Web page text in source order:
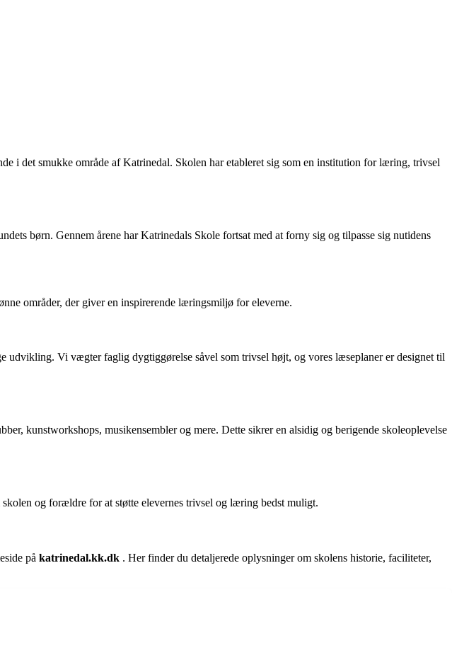
i det smukke område af Katrinedal. Skolen har etableret sig som en institution for læring, trivsel
børn. Gennem årene har Katrinedals Skole fortsat med at forny sig og tilpasse sig nutidens
områder, der giver en inspirerende læringsmiljø for eleverne.
udvikling. Vi vægter faglig dygtiggørelse såvel som trivsel højt, og vores læseplaner er designet til
kunstworkshops, musikensembler og mere. Dette sikrer en alsidig og berigende skoleoplevelse
og forældre for at støtte elevernes trivsel og læring bedst muligt.
på katrinedal.kk.dk . Her finder du detaljerede oplysninger om skolens historie, faciliteter,